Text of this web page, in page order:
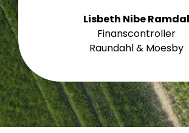
Lisbeth Nibe Ramdal
Finanscontroller
Raundahl & Moesby